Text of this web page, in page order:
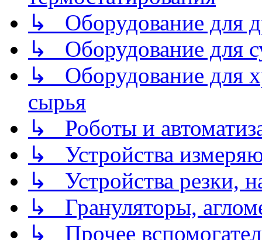
↳ Оборудование для
↳ Оборудование для
↳ Оборудование для
сырья
↳ Роботы и
↳ Устройства
↳ Устройства резки,
↳ Грануляторы,
↳ Прочее